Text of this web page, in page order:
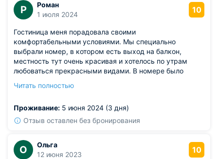
Р
Роман
1 июля 2024
10
Гостиница меня порадовала своими
комфортабельными условиями. Мы специально
выбрали номер, в котором есть выход на балкон,
местность тут очень красивая и хотелось по утрам
любоваться прекрасными видами. В номере было
тот факт, что тут подают вкусные завтраки, включенные
Читать полностью
Проживание: 5 июня 2024 (3 дня)
Отзыв оставлен без бронирования
О
Ольга
12 июня 2023
10